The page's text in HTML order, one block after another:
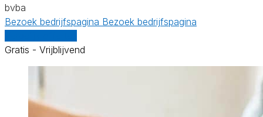
bvba
Bezoek bedrijfspagina Bezoek bedrijfspagina
Gratis - Vrijblijvend